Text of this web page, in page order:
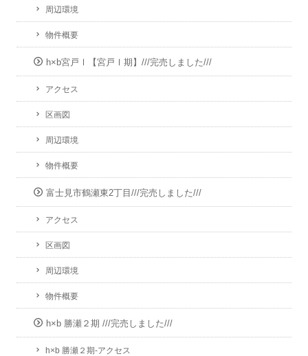
周辺環境
物件概要
h×b宮戸Ⅰ【宮戸Ⅰ期】///完売しました///
アクセス
区画図
周辺環境
物件概要
富士見市鶴瀬東2丁目///完売しました///
アクセス
区画図
周辺環境
物件概要
h×b 勝瀬２期 ///完売しました///
h×b 勝瀬２期-アクセス